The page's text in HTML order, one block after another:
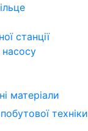
станції
матеріали
техніки